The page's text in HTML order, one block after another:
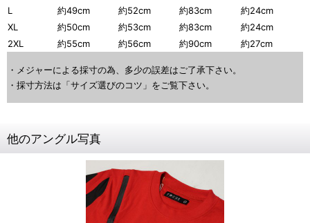
L
約49cm 約52cm 約83cm
約24cm
XL
約50cm 約53cm 約83cm
約24cm
2XL
約55cm 約56cm 約90cm 約27cm
・メジャーによる採寸の為、多少の誤差はご了承下さい。
・採寸方法は「サイズ選びのコツ」をご覧下さい。
他のアングル写真